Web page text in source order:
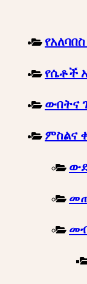
የሴቶች
ውበትና
ምስልና